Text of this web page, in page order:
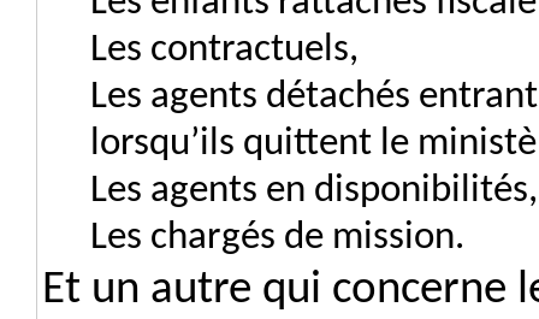
Les contractuels,
Les agents détachés
lorsqu’ils quittent le
Les agents en disponibilités,
Les chargés de mission.
Et un autre qui concerne